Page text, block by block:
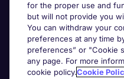
Useful information
Our Expertise
Google Rating
for the proper use and
but will not provide you
You can withdraw your
preferences at any time
preferences” or "Cookie
any page. For more
cookie policy.Cookie